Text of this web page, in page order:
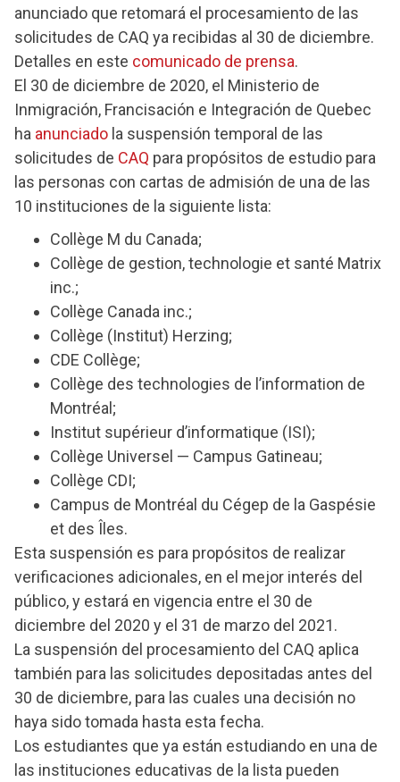
anunciado que retomará el procesamiento de las
solicitudes de CAQ ya recibidas al 30 de diciembre.
Detalles en este comunicado de prensa.
El 30 de diciembre de 2020, el Ministerio de
Inmigración, Francisación e Integración de Quebec
ha anunciado la suspensión temporal de las
solicitudes de CAQ para propósitos de estudio para
las personas con cartas de admisión de una de las
10 instituciones de la siguiente lista:
Collège M du Canada;
Collège de gestion, technologie et santé Matrix
inc.;
Collège Canada inc.;
Collège (Institut) Herzing;
CDE Collège;
Collège des technologies de l’information de
Montréal;
Institut supérieur d’informatique (ISI);
Collège Universel — Campus Gatineau;
Collège CDI;
Campus de Montréal du Cégep de la Gaspésie
et des Îles.
Esta suspensión es para propósitos de realizar
verificaciones adicionales, en el mejor interés del
público, y estará en vigencia entre el 30 de
diciembre del 2020 y el 31 de marzo del 2021.
La suspensión del procesamiento del CAQ aplica
también para las solicitudes depositadas antes del
30 de diciembre, para las cuales una decisión no
haya sido tomada hasta esta fecha.
Los estudiantes que ya están estudiando en una de
las instituciones educativas de la lista pueden